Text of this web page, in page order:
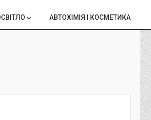
АВТОХІМІЯ І КОСМЕТИКА